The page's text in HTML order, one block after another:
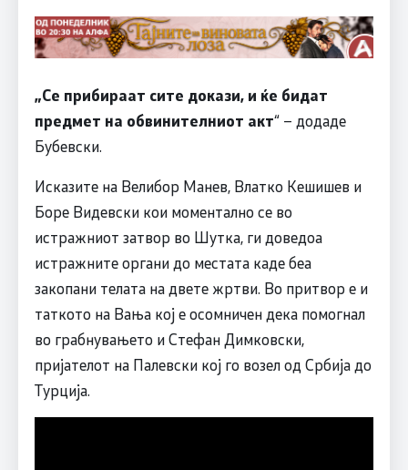
„Се прибираат сите докази, и ќе бидат
предмет на обвинителниот акт“ – додаде
Бубевски.
Исказите на Велибор Манев, Влатко Кешишев и
Боре Видевски кои моментално се во
истражниот затвор во Шутка, ги доведоа
истражните органи до местата каде беа
закопани телата на двете жртви. Во притвор е и
таткото на Вања кој е осомничен дека помогнал
во грабнувањето и Стефан Димковски,
пријателот на Палевски кој го возел од Србија до
Турција.